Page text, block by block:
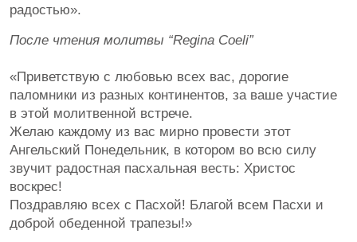
радостью».
После чтения молитвы “Regina Coeli”
«Приветствую с любовью всех вас, дорогие
паломники из разных континентов, за ваше участие
в этой молитвенной встрече.
Желаю каждому из вас мирно провести этот
Ангельский Понедельник, в котором во всю силу
звучит радостная пасхальная весть: Христос
воскрес!
Поздравляю всех с Пасхой! Благой всем Пасхи и
доброй обеденной трапезы!»